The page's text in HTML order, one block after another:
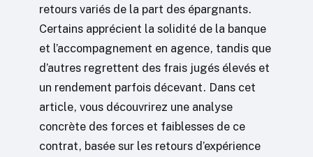
retours variés de la part des épargnants.
Certains apprécient la solidité de la banque
et l’accompagnement en agence, tandis que
d’autres regrettent des frais jugés élevés et
un rendement parfois décevant. Dans cet
article, vous découvrirez une analyse
concrète des forces et faiblesses de ce
contrat, basée sur les retours d’expérience